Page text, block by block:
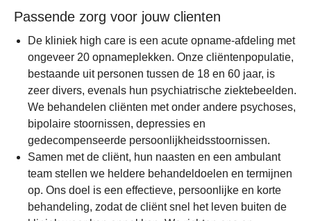
Passende zorg voor jouw clienten
De kliniek high care is een acute opname-afdeling met
ongeveer 20 opnameplekken. Onze cliëntenpopulatie,
bestaande uit personen tussen de 18 en 60 jaar, is
zeer divers, evenals hun psychiatrische ziektebeelden.
We behandelen cliënten met onder andere psychoses,
bipolaire stoornissen, depressies en
gedecompenseerde persoonlijkheidsstoornissen.
Samen met de cliënt, hun naasten en een ambulant
team stellen we heldere behandeldoelen en termijnen
op. Ons doel is een effectieve, persoonlijke en korte
behandeling, zodat de cliënt snel het leven buiten de